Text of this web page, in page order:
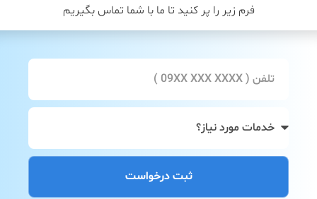
فرم زیر را پر کنید تا ما با شما تماس بگیریم
ثبت درخواست